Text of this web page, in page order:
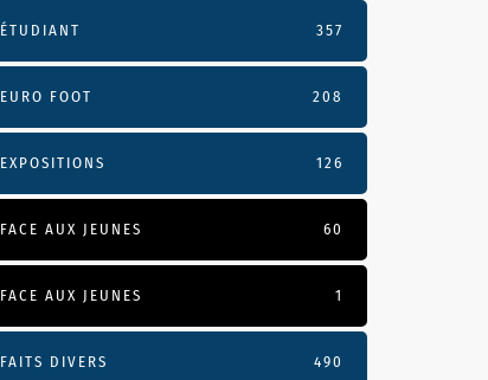
ÉTUDIANT 357
EURO FOOT 208
EXPOSITIONS 126
FACE AUX JEUNES 60
FACE AUX JEUNES 1
FAITS DIVERS 490